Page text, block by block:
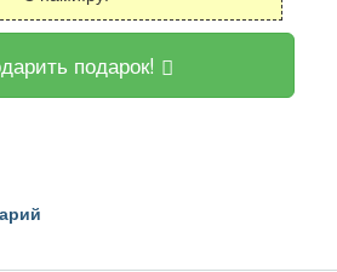
подарок!